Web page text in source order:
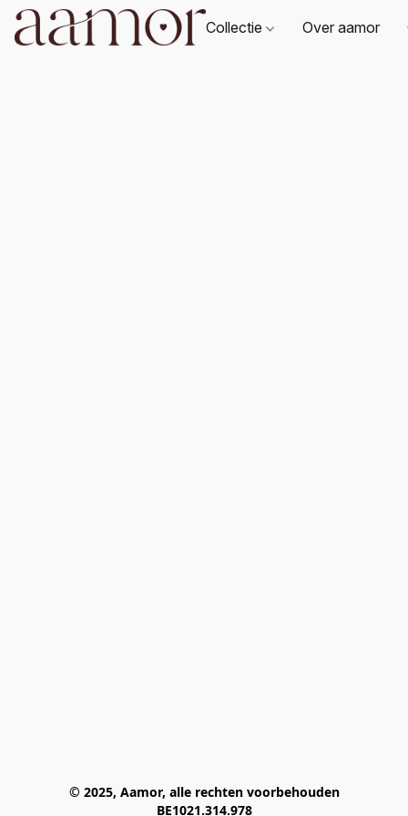
Collectie Over aamor
© 2025, Aamor, alle rechten voorbehouden
BE1021.314.978